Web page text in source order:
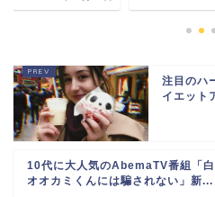
注目のハ
イエット
10代に大人気のAbemaTV番組「白
オオカミくんには騙されない」新...